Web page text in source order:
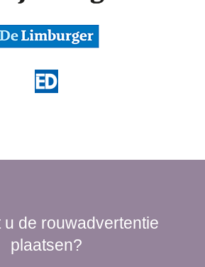
u de rouwadvertentie
plaatsen?